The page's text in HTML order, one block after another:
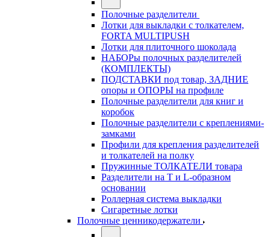
Полочные разделители
Лотки для выкладки с толкателем,
FORTA MULTIPUSH
Лотки для плиточного шоколада
НАБОРы полочных разделителей
(КОМПЛЕКТЫ)
ПОДСТАВКИ под товар, ЗАДНИЕ
опоры и ОПОРЫ на профиле
Полочные разделители для книг и
коробок
Полочные разделители с креплениями-
замками
Профили для крепления разделителей
и толкателей на полку
Пружинные ТОЛКАТЕЛИ товара
Разделители на Т и L-образном
основании
Роллерная система выкладки
Сигаретные лотки
Полочные ценникодержатели